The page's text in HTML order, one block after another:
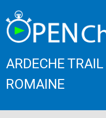
ARDECHE
ROMAINE